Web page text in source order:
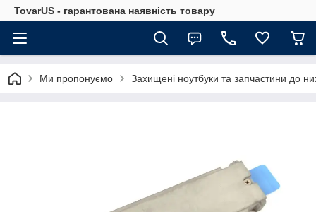
TovarUS - гарантована наявність товару
Ми пропонуємо Захищені ноутбуки та запчастини до